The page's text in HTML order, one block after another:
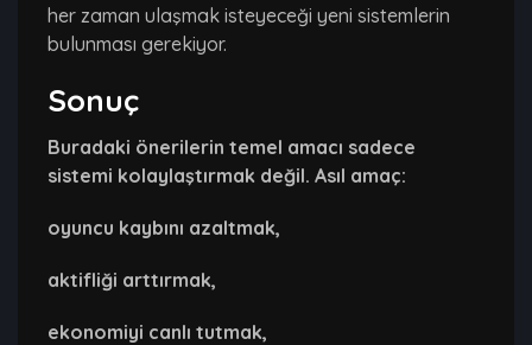
her zaman ulaşmak isteyeceği yeni sistemlerin
bulunması gerekiyor.
Sonuç
Buradaki önerilerin temel amacı sadece
sistemi kolaylaştırmak değil. Asıl amaç:
oyuncu kaybını azaltmak,
aktifliği arttırmak,
ekonomiyi canlı tutmak,